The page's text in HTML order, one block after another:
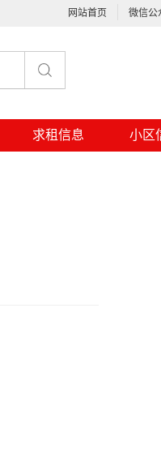
网站首页 微信公
求租信息 小区